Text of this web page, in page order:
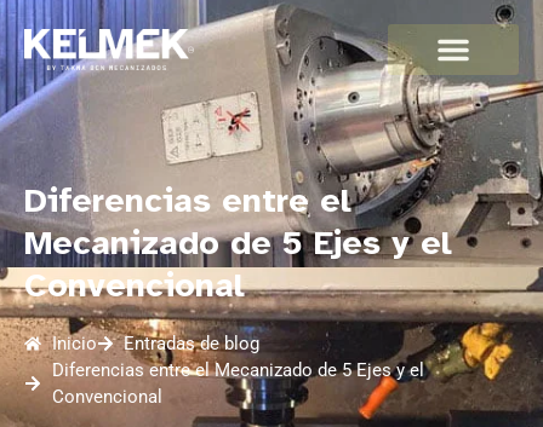
Diferencias entre el
Mecanizado de 5 Ejes y el
Convencional
Inicio
Entradas de blog
Diferencias entre el Mecanizado de 5 Ejes y el
Convencional